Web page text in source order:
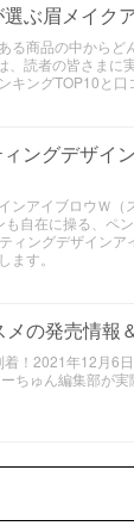
ぶ眉メイク
る商品の中から
読者の皆さまに
キングTOP10と
ングデザイ
アイブロウＷ
自在に操る、ペ
ングデザインア
す。
の発売情報
！2021年12月6
ちゅん編集部が